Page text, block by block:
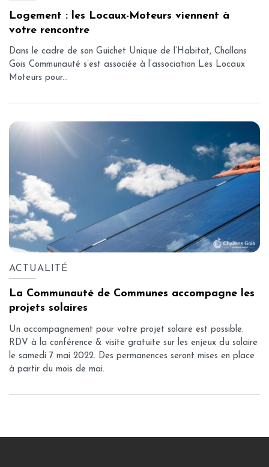
Logement : les Locaux-Moteurs viennent à
votre rencontre
Dans le cadre de son Guichet Unique de l’Habitat, Challans
Gois Communauté s’est associée à l’association Les Locaux
Moteurs pour...
ACTUALITÉ
La Communauté de Communes accompagne les
projets solaires
Un accompagnement pour votre projet solaire est possible.
RDV à la conférence & visite gratuite sur les enjeux du solaire
le samedi 7 mai 2022. Des permanences seront mises en place
à partir du mois de mai.